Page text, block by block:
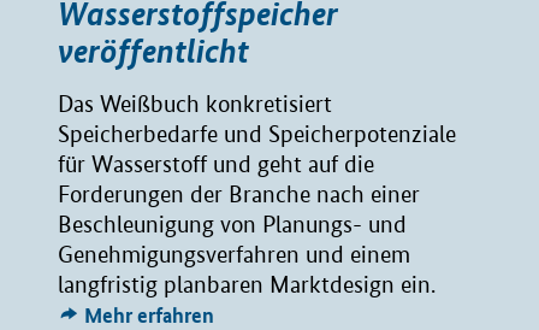
Wasserstoffspeicher
veröffentlicht
Das Weißbuch konkretisiert
Speicherbedarfe und Speicherpotenziale
für Wasserstoff und geht auf die
Forderungen der Branche nach einer
Beschleunigung von Planungs- und
Genehmigungsverfahren und einem
langfristig planbaren Marktdesign ein.
Mehr erfahren